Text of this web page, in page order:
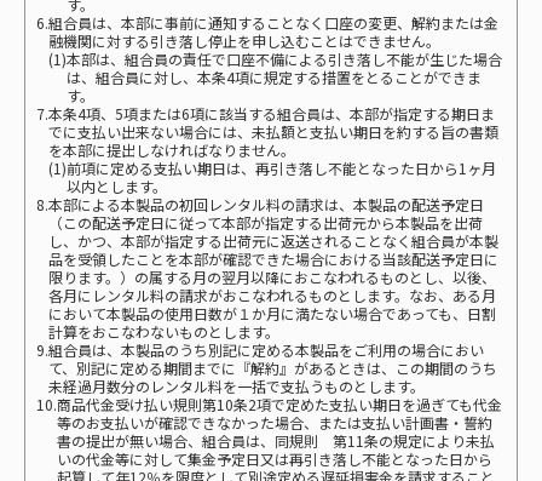
6.組合員は、本部に事前に通知することなく口座の変更、解約または金
融機関に対する引き落し停止を申し込むことはできません。
(1)本部は、組合員の責任で口座不備による引き落し不能が生じた場合
は、組合員に対し、本条4項に規定する措置をとることができま
す。
7.本条4項、5項または6項に該当する組合員は、本部が指定する期日ま
でに支払い出来ない場合には、未払額と支払い期日を約する旨の書類
を本部に提出しなければなりません。
(1)前項に定める支払い期日は、再引き落し不能となった日から1ヶ月
以内とします。
8.本部による本製品の初回レンタル料の請求は、本製品の配送予定日
（この配送予定日に従って本部が指定する出荷元から本製品を出荷
し、かつ、本部が指定する出荷元に返送されることなく組合員が本製
品を受領したことを本部が確認できた場合における当該配送予定日に
限ります。）の属する月の翌月以降におこなわれるものとし、以後、
各月にレンタル料の請求がおこなわれるものとします。なお、ある月
において本製品の使用日数が１か月に満たない場合であっても、日割
計算をおこなわないものとします。
9.組合員は、本製品のうち別記に定める本製品をご利用の場合におい
て、別記に定める期間までに『解約』があるときは、この期間のうち
未経過月数分のレンタル料を一括で支払うものとします。
10.商品代金受け払い規則第10条2項で定めた支払い期日を過ぎても代金
等のお支払いが確認できなかった場合、または支払い計画書・誓約
書の提出が無い場合、組合員は、同規則 第11条の規定により未払
いの代金等に対して集金予定日又は再引き落し不能となった日から
起算して年12％を限度として別途定める遅延損害金を請求すること